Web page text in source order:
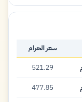
سعر الجرام
521.29
477.85